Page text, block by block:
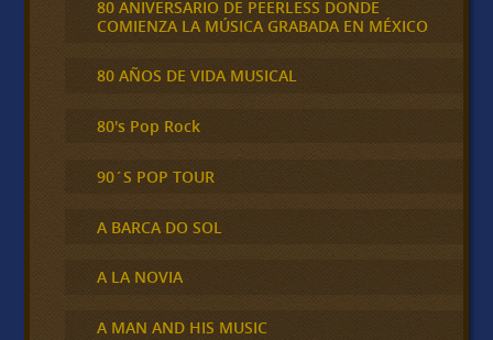
80 ANIVERSARIO DE PEERLESS DONDE
COMIENZA LA MÚSICA GRABADA EN MÉXICO
80 AÑOS DE VIDA MUSICAL
80's Pop Rock
90´S POP TOUR
A BARCA DO SOL
A LA NOVIA
A MAN AND HIS MUSIC